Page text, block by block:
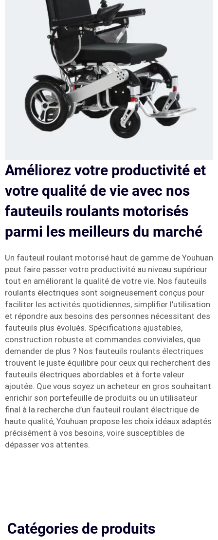
Améliorez votre productivité et
votre qualité de vie avec nos
fauteuils roulants motorisés
parmi les meilleurs du marché
Un fauteuil roulant motorisé haut de gamme de Youhuan
peut faire passer votre productivité au niveau supérieur
tout en améliorant la qualité de votre vie. Nos fauteuils
roulants électriques sont soigneusement conçus pour
faciliter les activités quotidiennes, simplifier l'utilisation
et répondre aux besoins des personnes nécessitant des
fauteuils plus évolués. Spécifications ajustables,
construction robuste et commandes conviviales, que
demander de plus ? Nos fauteuils roulants électriques
trouvent le juste équilibre pour ceux qui recherchent des
fauteuils électriques abordables et à forte valeur
ajoutée. Que vous soyez un acheteur en gros souhaitant
enrichir son portefeuille de produits ou un utilisateur
final à la recherche d’un fauteuil roulant électrique de
haute qualité, Youhuan propose les choix idéaux adaptés
précisément à vos besoins, voire susceptibles de
dépasser vos attentes.
Catégories de produits